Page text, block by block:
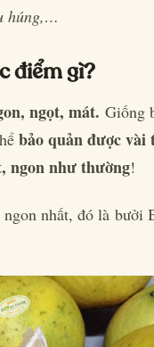
húng,…
điểm gì?
ngọt, mát. Giống
bảo quản được vài
ngon như thường!
nhất, đó là bưởi